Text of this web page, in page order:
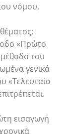
νόμου,
«Πρώτο
του
γενικά
«Τελευταίο
εισαγωγή